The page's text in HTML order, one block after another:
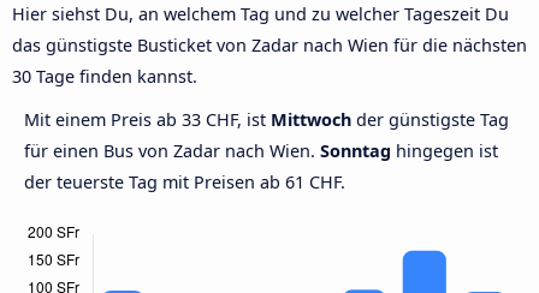
Hier siehst Du, an welchem Tag und zu welcher Tageszeit Du
das günstigste Busticket von Zadar nach Wien für die nächsten
30 Tage finden kannst.
Mit einem Preis ab 33 CHF, ist Mittwoch der günstigste Tag
für einen Bus von Zadar nach Wien. Sonntag hingegen ist
der teuerste Tag mit Preisen ab 61 CHF.